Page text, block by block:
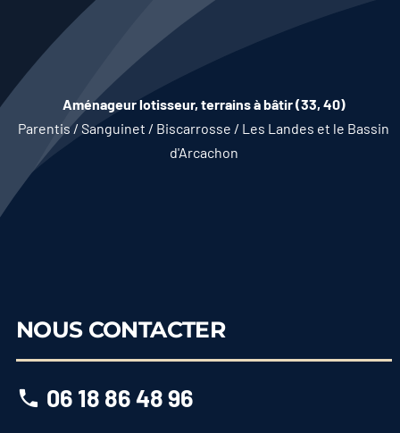
Aménageur lotisseur, terrains à bâtir (33, 40)
Parentis / Sanguinet / Biscarrosse / Les Landes et le Bassin
d'Arcachon
NOUS CONTACTER
06 18 86 48 96